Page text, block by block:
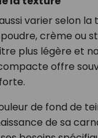
varier selon la
crème ou
plus légère et
offre
de fond de
de sa